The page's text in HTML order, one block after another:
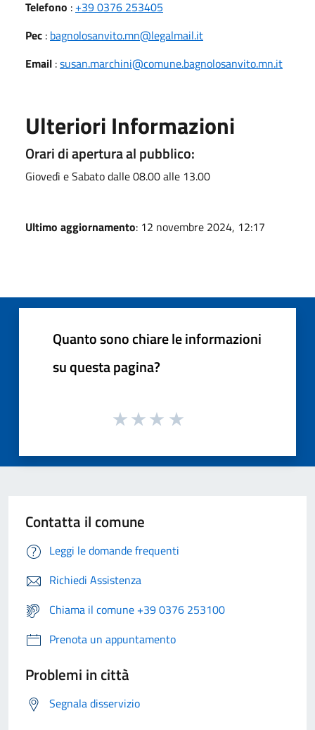
Telefono : +39 0376 253405
Pec : bagnolosanvito.mn@legalmail.it
Email :susan.marchini@comune.bagnolosanvito.mn.it
Ulteriori Informazioni
Orari di apertura al pubblico:
Giovedì e Sabato dalle 08.00 alle 13.00
Ultimo aggiornamento: 12 novembre 2024, 12:17
Quanto sono chiare le informazioni
su questa pagina?
Contatta il comune
Leggi le domande frequenti
Richiedi Assistenza
Chiama il comune +39 0376 253100
Prenota un appuntamento
Problemi in città
Segnala disservizio